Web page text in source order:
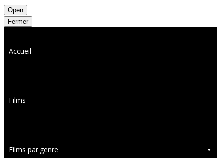
Open
Fermer
Accueil
Films
Films par genre